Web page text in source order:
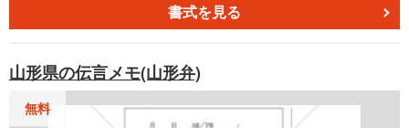
なコミュニケーションを保つお手伝いをするための便利な
ツールです。的確なメモ作成にお役立てください。
書式を見る
山形県の伝言メモ(山形弁)
無料